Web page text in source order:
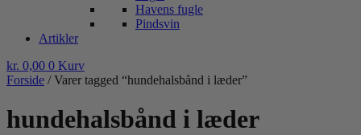
Havens fugle
Pindsvin
Artikler
kr. 0,00 0 Kurv
Forside / Varer tagged “hundehalsbånd i læder”
hundehalsbånd i læder